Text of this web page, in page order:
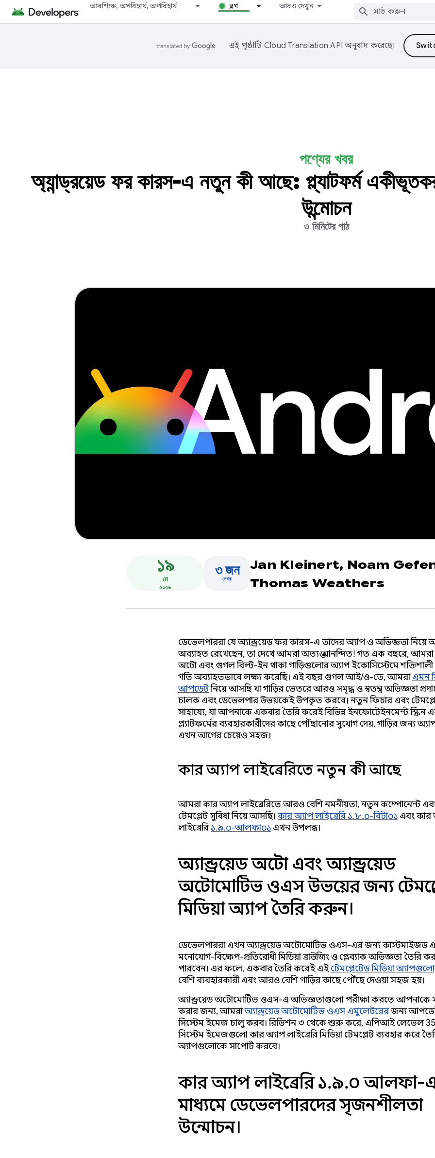
আবশ্যিক, অপরিহার্য, অপরিহার্য ব্লগ আরও দেখুন
এই পৃষ্ঠাটি Cloud Translation API অনুবাদ করেছে।
পণ্যের খবর
অ্যান্ড্রয়েড ফর কারস-এ নতুন কী আছে: প্ল্যাটফর্ম
উন্মোচন
৩ মিনিটের পাঠ
১৯
মে
২০২৬
৩ জন
লেখক
Jan Kleinert, Noam
Thomas Weathers
ডেভেলপাররা যে অ্যান্ড্রয়েড ফর কারস-এ তাদের অ্যাপ ও অভিজ্ঞতা নিয়ে
অব্যাহত রেখেছেন, তা দেখে আমরা অত্যন্ত আনন্দিত! গত এক বছরে, আমরা
অটো এবং গুগল বিল্ট-ইন থাকা গাড়িগুলোর অ্যাপ ইকোসিস্টেমে শক্তিশালী
গতি অব্যাহতভাবে লক্ষ্য করেছি। এই বছর গুগল আই/ও-তে, আমরাএমন
আপডেটনিয়ে আসছি যা গাড়ির ভেতরে আরও সমৃদ্ধ ও স্বতন্ত্র অভিজ্ঞতা
চালক এবং ডেভেলপার উভয়কেই উপকৃত করবে। নতুন ফিচার এবং
সাহায্যে, যা আপনাকে একবার তৈরি করেই বিভিন্ন ইনফোটেইনমেন্ট স্ক্রিন
প্ল্যাটফর্মের ব্যবহারকারীদের কাছে পৌঁছানোর সুযোগ দেয়, গাড়ির জন্য
এখন আগের চেয়েও সহজ।
কার অ্যাপ লাইব্রেরিতে নতুন কী আছে
আমরা কার অ্যাপ লাইব্রেরিতে আরও বেশি নমনীয়তা, নতুন কম্পোনেন্ট
টেমপ্লেট সুবিধা নিয়ে আসছি।কার অ্যাপ লাইব্রেরি ১.৮.০-বিটা০১ এবং কার
লাইব্রেরি১.৯.০-আলফা০১ এখন উপলব্ধ।
অ্যান্ড্রয়েড অটো এবং অ্যান্ড্রয়েড
অটোমোটিভ ওএস উভয়ের জন্য
মিডিয়া অ্যাপ তৈরি করুন।
ডেভেলপাররা এখন অ্যান্ড্রয়েড অটোমোটিভ ওএস-এর জন্য কাস্টমাইজড
মনোযোগ-বিক্ষেপ-প্রতিরোধী মিডিয়া ব্রাউজিং ও প্লেব্যাক অভিজ্ঞতা তৈরি
পারবেন। এর ফলে, একবার তৈরি করেই এইটেমপ্লেটেড মিডিয়া অ্যাপগুলো
বেশি ব্যবহারকারী এবং আরও বেশি গাড়ির কাছে পৌঁছে দেওয়া সহজ হয়।
অ্যান্ড্রয়েড অটোমোটিভ ওএস-এ অভিজ্ঞতাগুলো পরীক্ষা করতে আপনাকে
করার জন্য, আমরাঅ্যান্ড্রয়েড অটোমোটিভ ওএস এমুলেটরেরজন্য
সিস্টেম ইমেজ চালু করব। রিভিশন ৩ থেকে শুরু করে, এপিআই লেভেল
সিস্টেম ইমেজগুলো কার অ্যাপ লাইব্রেরি মিডিয়া টেমপ্লেট ব্যবহার করে
অ্যাপগুলোকে সাপোর্ট করবে।
কার অ্যাপ লাইব্রেরি ১.৯.০ আলফা-
মাধ্যমে ডেভেলপারদের সৃজনশীলতা
উন্মোচন।